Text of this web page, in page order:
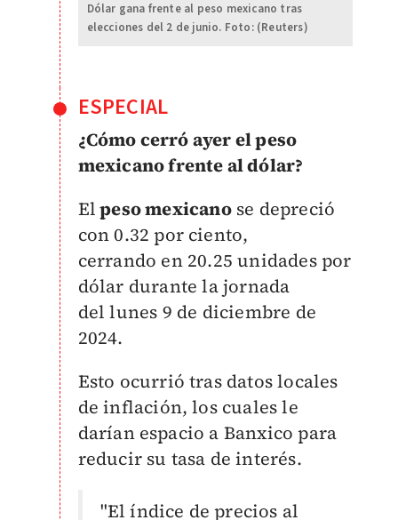
Dólar gana frente al peso mexicano tras
elecciones del 2 de junio. Foto: (Reuters)
ESPECIAL
¿Cómo cerró ayer el peso
mexicano frente al dólar?
Elpeso mexicanose depreció
con 0.32 por ciento,
cerrando en 20.25 unidades por
dólar durantela jornada
dellunes 9 de diciembre de
2024.
Esto ocurrió tras datos locales
de inflación, los cuales le
darían espacio a Banxico para
reducir su tasa de interés.
"El índice de precios al